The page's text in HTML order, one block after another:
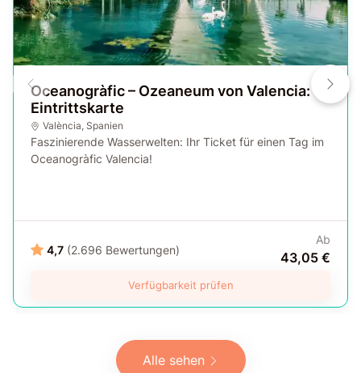
Oceanogràfic – Ozeaneum von Valencia:
Eintrittskarte
València, Spanien
Faszinierende Wasserwelten: Ihr Ticket für einen Tag im
Oceanogràfic Valencia!
4,7 (2.696 Bewertungen)
Ab
43,05 €
Verfügbarkeit prüfen
Alle sehen